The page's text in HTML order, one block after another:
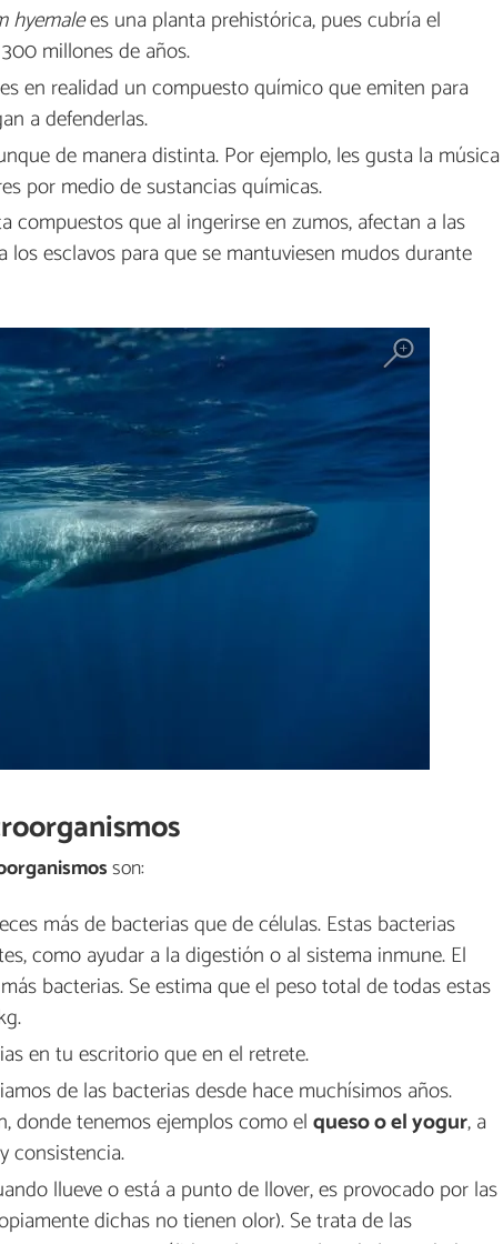
hyemalees una planta prehistórica, pues cubría el
millones de años.
en realidad un compuesto químico que emiten para
a defenderlas.
de manera distinta. Por ejemplo, les gusta la música
por medio de sustancias químicas.
compuestos que al ingerirse en zumos, afectan a las
los esclavos para que se mantuviesen mudos durante
son:
más de bacterias que de células. Estas bacterias
como ayudar a la digestión o al sistema inmune. El
bacterias. Se estima que el peso total de todas estas
en tu escritorio que en el retrete.
de las bacterias desde hace muchísimos años.
donde tenemos ejemplos como elqueso o el yogur, a
consistencia.
llueve o está a punto de llover, es provocado por las
dichas no tienen olor). Se trata de las